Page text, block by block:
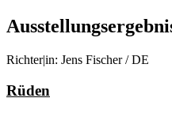
Richter|in: Jens Fischer / DE
Rüden